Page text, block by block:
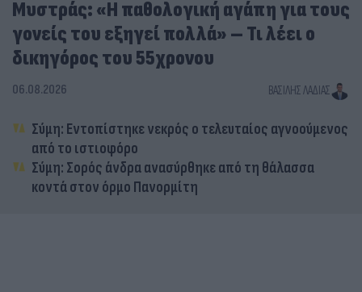
Μυστράς: «Η παθολογική αγάπη για τους
γονείς του εξηγεί πολλά» – Τι λέει ο
δικηγόρος του 55χρονου
06.08.2026 ΒΑΣΊΛΗΣ ΛΑΔΙΆΣ
Σύμη: Εντοπίστηκε νεκρός ο τελευταίος αγνοούμενος
από το ιστιοφόρο
Σύμη: Σορός άνδρα ανασύρθηκε από τη θάλασσα
κοντά στον όρμο Πανορμίτη